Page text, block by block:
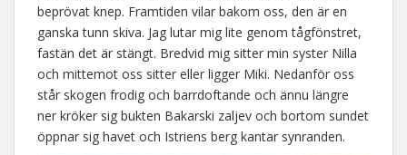
beprövat knep. Framtiden vilar bakom oss, den är en
ganska tunn skiva. Jag lutar mig lite genom tågfönstret,
fastän det är stängt. Bredvid mig sitter min syster Nilla
och mittemot oss sitter eller ligger Miki. Nedanför oss
står skogen frodig och barrdoftande och ännu längre
ner kröker sig bukten Bakarski zaljev och bortom sundet
öppnar sig havet och Istriens berg kantar synranden.